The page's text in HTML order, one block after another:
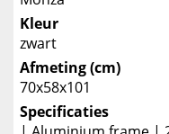
Kleur
zwart
Afmeting (cm)
70x58x101
Specificaties